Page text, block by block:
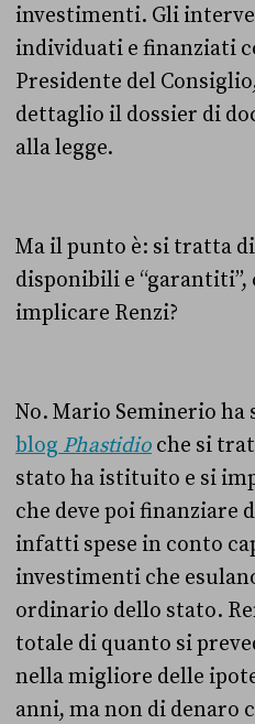
investimenti. Gli
individuati e finanziati
Presidente del
dettaglio il dossier di
alla legge.
Ma il punto è: si tratta
disponibili e “garantiti”,
implicare Renzi?
No. Mario Seminerio
blog Phastidio che si
stato ha istituito e si
che deve poi finanziare
infatti spese in conto
investimenti che
ordinario dello stato.
totale di quanto si
nella migliore delle
anni, ma non di denaro